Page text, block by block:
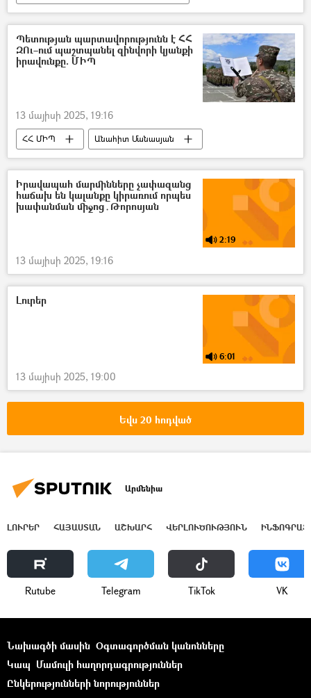
Հայրենական մեծ պատերազմ
Երկրորդ համաշխարհային պատերազմ
պատմություն
Պետության պարտավորությունն է ՀՀ
ԶՈւ–ում պաշտպանել զինվորի կյանքի
իրավունքը. ՄԻՊ
13 մայիսի 2025, 19:16
ՀՀ ՄԻՊ
Անահիտ Մանասյան
Զինվոր
Զինված ուժեր
հիվանդություն
Իրավապահ մարմինները չափազանց
հաճախ են կալանքը կիրառում որպես
խափանման միջոց․Թորոսյան
2:19
13 մայիսի 2025, 19:16
Լուրեր
6:01
13 մայիսի 2025, 19:00
Եվս 20 հոդված
Արմենիա
ԼՈՒՐԵՐ ՀԱՅԱՍՏԱՆ ԱՇԽԱՐՀ ՎԵՐԼՈՒԾՈՒԹՅՈՒՆ
Rutube Telegram ТikТоk VK
Նախագծի մասին Օգտագործման կանոնները
Կապ Մամուլի հաղորդագրություններ
Ընկերությունների նորություններ